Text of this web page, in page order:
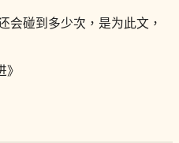
碰到多少次，是为此文，